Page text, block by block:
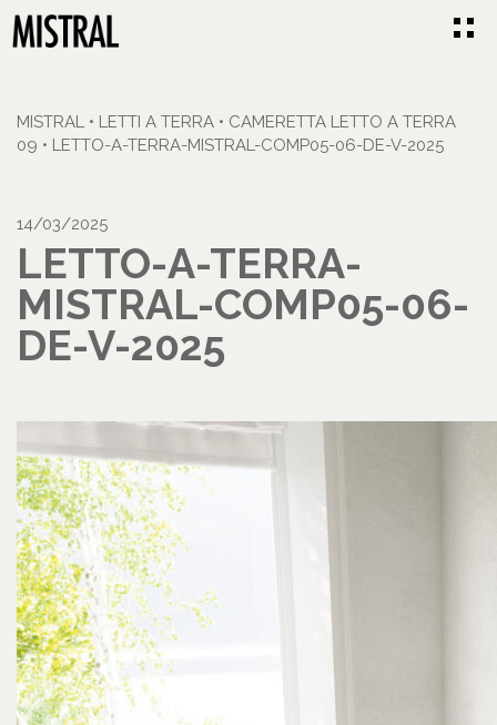
MISTRAL • LETTI A TERRA • CAMERETTA LETTO A TERRA
09 • LETTO-A-TERRA-MISTRAL-COMP05-06-DE-V-2025
14/03/2025
LETTO-A-TERRA-
MISTRAL-COMP05-06-
DE-V-2025